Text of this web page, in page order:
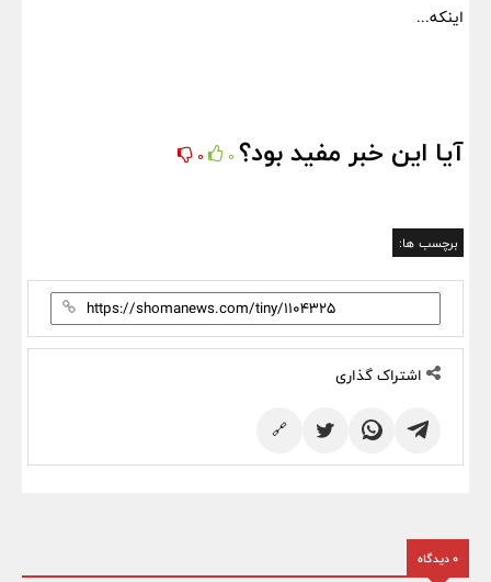
اینکه...
آیا این خبر مفید بود؟ 0
0
برچسب ها:
اشتراک گذاری
🔗
0 دیدگاه